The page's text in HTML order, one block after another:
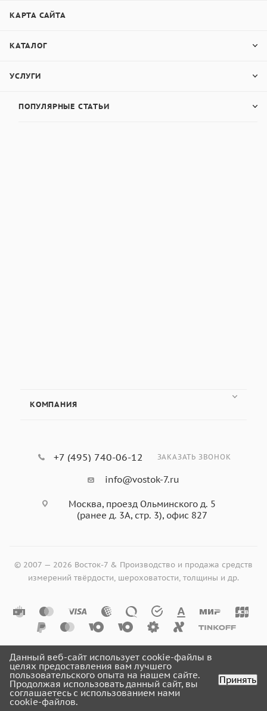
КАРТА САЙТА
КАТАЛОГ
УСЛУГИ
ПОПУЛЯРНЫЕ СТАТЬИ
КОМПАНИЯ
+7 (495) 740-06-12 ЗАКАЗАТЬ ЗВОНОК
info@vostok-7.ru
Москва, проезд Ольминского д. 5
(ранее д. 3А, стр. 3), офис 827
© 2007 — 2026 Восток-7 & Производство и продажа средств
измерений твёрдости, шероховатости, толщины и др.
Данный веб-сайт использует cookie-файлы в
целях предоставления вам лучшего
пользовательского опыта на нашем сайте.
Продолжая использовать данный сайт, вы
соглашаетесь с использованием нами
cookie-файлов.
Принять
Главная Кабинет